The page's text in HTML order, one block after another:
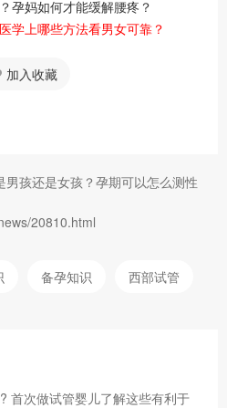
孕妈如何才能缓解腰疼？
上哪些方法看男女可靠？
加入收藏
男孩还是女孩？孕期可以怎么测性
20810.html
备孕知识 西部试管
首次做试管婴儿了解这些有利于